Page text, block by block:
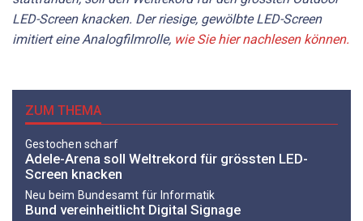
LED-Screen knacken. Der riesige, gewölbte LED-Screen
imitiert eine Analogfilmrolle, wie Sie hier nachlesen können.
ZUM THEMA
Gestochen scharf
Adele-Arena soll Weltrekord für grössten LED-
Screen knacken
Neu beim Bundesamt für Informatik
Bund vereinheitlicht Digital Signage